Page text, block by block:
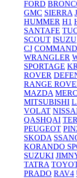
FORD
GMC SIERRA
HUMMER H1
SANTAFE
SCOUT ISUZU
CJ
WRANGLER
SPORTAGE
ROVER
RANGE
MAZDA
MITSUBISHI
VOLAT
QASHQAI
PEUGEOT
SKODA
KORANDO
SUZUKI
TATRA
PRADO RAV4